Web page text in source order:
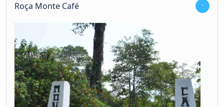
Roça Monte Café